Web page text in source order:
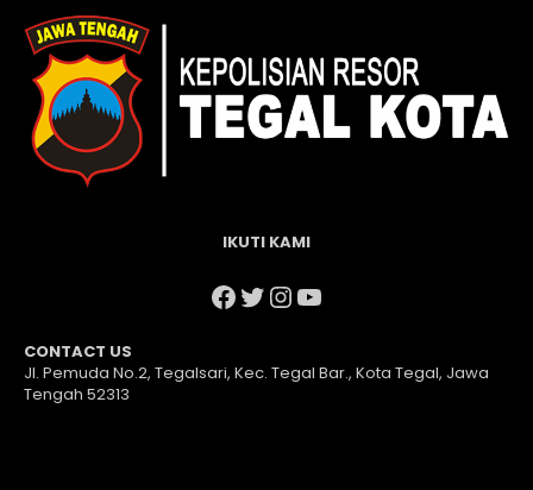
IKUTI KAMI
Facebook
Twitter
Instagram
YouTube
CONTACT US
Jl. Pemuda No.2, Tegalsari, Kec. Tegal Bar., Kota Tegal, Jawa
Tengah 52313